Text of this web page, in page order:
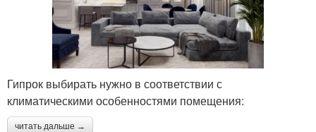
Гипрок выбирать нужно в соответствии с
климатическими особенностями помещения:
читать дальше →